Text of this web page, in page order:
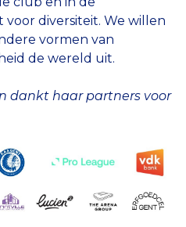
voor diversiteit. We willen
vormen van
de wereld uit.
dankt haar partners voor